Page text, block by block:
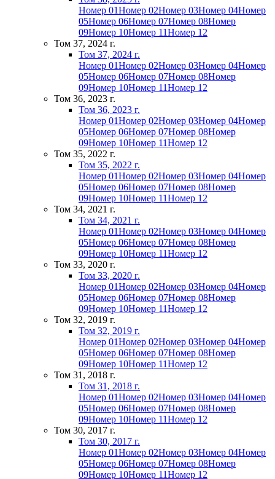
Номер 01Номер 02Номер 03Номер 04Номер
05Номер 06Номер 07Номер 08Номер
09Номер 10Номер 11Номер 12
Том 37, 2024 г.
Том 37, 2024 г.
Номер 01Номер 02Номер 03Номер 04Номер
05Номер 06Номер 07Номер 08Номер
09Номер 10Номер 11Номер 12
Том 36, 2023 г.
Том 36, 2023 г.
Номер 01Номер 02Номер 03Номер 04Номер
05Номер 06Номер 07Номер 08Номер
09Номер 10Номер 11Номер 12
Том 35, 2022 г.
Том 35, 2022 г.
Номер 01Номер 02Номер 03Номер 04Номер
05Номер 06Номер 07Номер 08Номер
09Номер 10Номер 11Номер 12
Том 34, 2021 г.
Том 34, 2021 г.
Номер 01Номер 02Номер 03Номер 04Номер
05Номер 06Номер 07Номер 08Номер
09Номер 10Номер 11Номер 12
Том 33, 2020 г.
Том 33, 2020 г.
Номер 01Номер 02Номер 03Номер 04Номер
05Номер 06Номер 07Номер 08Номер
09Номер 10Номер 11Номер 12
Том 32, 2019 г.
Том 32, 2019 г.
Номер 01Номер 02Номер 03Номер 04Номер
05Номер 06Номер 07Номер 08Номер
09Номер 10Номер 11Номер 12
Том 31, 2018 г.
Том 31, 2018 г.
Номер 01Номер 02Номер 03Номер 04Номер
05Номер 06Номер 07Номер 08Номер
09Номер 10Номер 11Номер 12
Том 30, 2017 г.
Том 30, 2017 г.
Номер 01Номер 02Номер 03Номер 04Номер
05Номер 06Номер 07Номер 08Номер
09Номер 10Номер 11Номер 12